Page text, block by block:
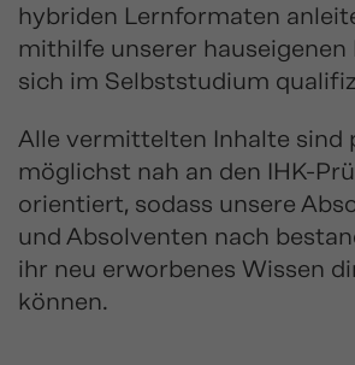
hybriden Lernformaten
mithilfe unserer
sich im Selbststudium
Alle vermittelten Inhalte sind
möglichst nah an den IHK-
orientiert, sodass unsere
und Absolventen nach
ihr neu erworbenes Wissen
können.